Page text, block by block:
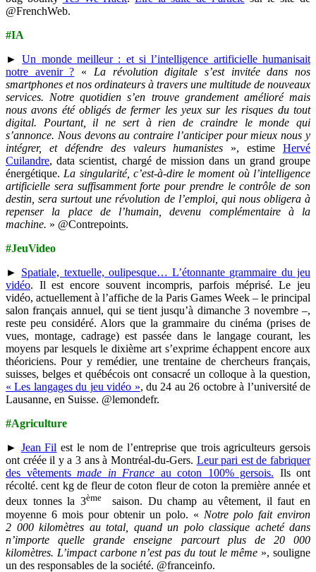
@FrenchWeb.
#IA
►Un monde meilleur : et si l’intelligence artificielle humanisait
notre avenir ? « La révolution digitale s’est invitée dans nos
smartphones et nos ordinateurs à travers une multitude de nouveaux
services. Notre quotidien s’en trouve grandement amélioré mais
nous avons été obligés de fermer les yeux sur les risques du tout
digital. Pourtant, il ne sert à rien de craindre le monde qui
s’annonce. Nous devons au contraire l’anticiper pour mieux nous y
intégrer, et défendre des valeurs humanistes », estime Hervé
Cuilandre, data scientist, chargé de mission dans un grand groupe
énergétique.La singularité, c’est-à-dire le moment où l’intelligence
artificielle sera suffisamment forte pour prendre le contrôle de son
destin, sera surtout une révolution de l’emploi, qui nous obligera à
repenser la place de l’humain, devenu complémentaire à la
machine. » @Contrepoints.
#JeuVideo
► Spatiale, textuelle, oulipesque… L’étonnante grammaire du jeu
vidéo. Il est encore souvent incompris, parfois méprisé. Le jeu
vidéo, actuellement à l’affiche de la Paris Games Week – le principal
salon français annuel, qui se tient jusqu’à dimanche 3 novembre –,
reste peu considéré. Alors que la grammaire du cinéma (prises de
vues, montage, cadrage) est passée dans le langage courant, les
moyens par lesquels le dixième art s’exprime échappent encore aux
théoriciens. Pour y remédier, une trentaine de chercheurs français,
suisses, belges et québécois ont consacré un colloque à la question,
« Les langages du jeu vidéo », du 24 au 26 octobre à l’université de
Lausanne, en Suisse. @lemondefr.
#Agriculture
► Jean Fil est le nom de l’entreprise que trois agriculteurs gersois
ont créée il y a 3 ans à Montréal-du-Gers. Leur pari est de fabriquer
des vêtements made in France au coton 100% gersois. Ils ont
récolté. cent kg de fleur de coton fleur de coton la première année et
deux tonnes la 3èmesaison. Du champ au vêtement, il faut en
moyenne 6 mois pour obtenir un polo. « Notre polo fait environ
2 000 kilomètres au total, quand un polo classique acheté dans
n’importe quelle grande enseigne parcourt plus de 20 000
kilomètres. L’impact carbone n’est pas du tout le même », souligne
un des responsables de la société. @franceinfo.